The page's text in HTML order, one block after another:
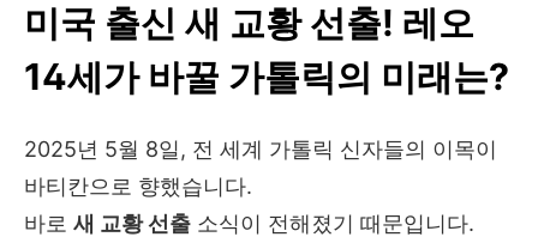
미국 출신 새 교황 선출! 레오
14세가 바꿀 가톨릭의 미래는?
2025년 5월 8일, 전 세계 가톨릭 신자들의 이목이
바티칸으로 향했습니다.
바로 새 교황 선출 소식이 전해졌기 때문입니다.